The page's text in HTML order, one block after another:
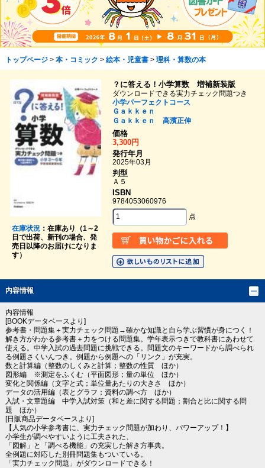
トップページ> 本・コミック > 絵本・児童書> 理科・算数の本
在庫状況：在庫あり（1～2
日で出荷、新刊の場合、発
売日以降のお届けになりま
す）
？に答える！小学算数 増補新装版
ダウンロードできる実力チェック問題つき
小学パーフェクトコース
Ｇａｋｋｅｎ
Ｇａｋｋｅｎ
高濱正伸
価格
3,300円
発行年月
2025年03月
判型
Ａ５
ISBN
9784053060976
点
内容情報
内容情報
[BOOKデータベースより]
参考書・問題集＋実力チェック問題→確かな知識と自ら学ぶ習慣が身につく！
解き方がわかる参考書＋力をつける問題集。学年表示つきで教科書にあわせて
使える。中学入試の過去問題に挑戦できる。問題文のキーワードから調べられ
る例題さくいんつき。例題から例題への「リンク」が充実。
数と計算編（整数のしくみと計算；整数の性質 ほか）
図形編 ※測定をふくむ（平面図形；量の単位 ほか）
変化と関係編（文字と式；単位量あたりの大きさ ほか）
データの活用編（表とグラフ；資料の調べ方 ほか）
入試・文章題編 中学入試対策（和と差に関する問題；割合と比に関する問
題 ほか）
[日販商品データベースより]
【人気の小学参考書に、実力チェック問題が加わり、パワーアップ！】
小学生が調べやすいように工夫された、
「図解」と「調べる機能」の充実した解き方事典。
全例題に対応した別冊問題集もついている。
「実力チェック問題」がダウンロードできる！